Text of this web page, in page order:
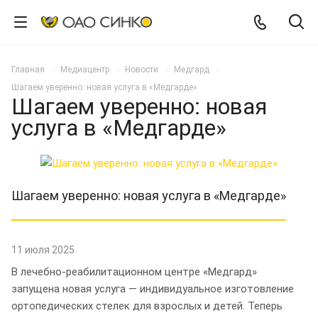
Главная Медиацентр Новости
Медгард
Шагаем уверенно: новая услуга в «Медгарде»
Шагаем уверенно: новая
услуга в «Медгарде»
Шагаем уверенно: новая услуга в «Медгарде»
11 июля 2025
В лечебно-реабилитационном центре «Медгард»
запущена новая услуга — индивидуальное изготовление
ортопедических стелек для взрослых и детей. Теперь